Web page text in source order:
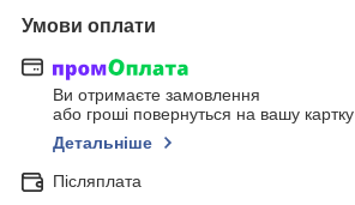
Умови оплати
Ви отримаєте замовлення
або гроші повернуться на вашу картку
Детальніше
Післяплата